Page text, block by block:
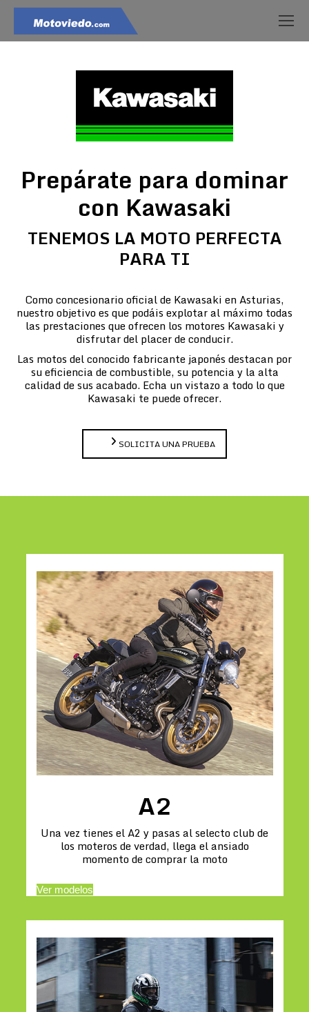
Prepárate para dominar
con Kawasaki
TENEMOS LA MOTO PERFECTA
PARA TI
Como concesionario oficial de Kawasaki en Asturias,
nuestro objetivo es que podáis explotar al máximo todas
las prestaciones que ofrecen los motores Kawasaki y
disfrutar del placer de conducir.
Las motos del conocido fabricante japonés destacan por
su eficiencia de combustible, su potencia y la alta
calidad de sus acabado. Echa un vistazo a todo lo que
Kawasaki te puede ofrecer.
SOLICITA UNA PRUEBA
A2
Una vez tienes el A2 y pasas al selecto club de
los moteros de verdad, llega el ansiado
momento de comprar la moto
Ver modelos